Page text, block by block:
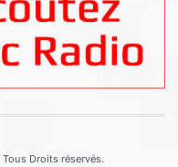
Droits réservés.